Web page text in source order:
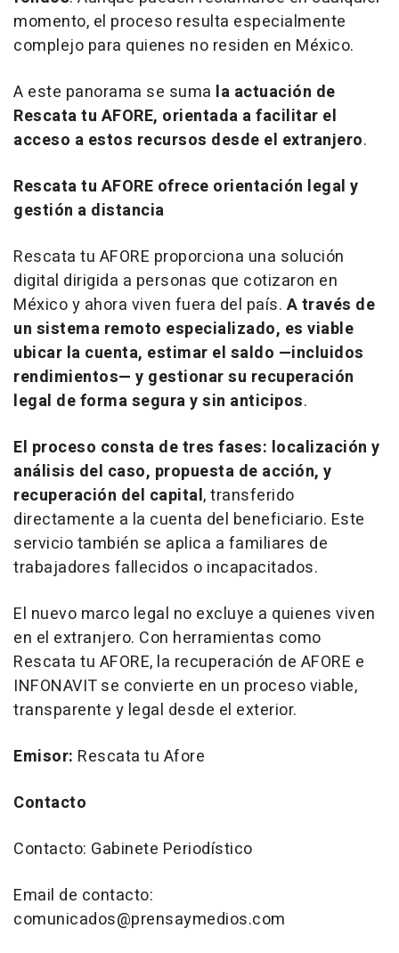
momento, el proceso resulta especialmente
complejo para quienes no residen en México.
A este panorama se suma la actuación de
Rescata tu AFORE, orientada a facilitar el
acceso a estos recursos desde el extranjero.
Rescata tu AFORE ofrece orientación legal y
gestión a distancia
Rescata tu AFORE proporciona una solución
digital dirigida a personas que cotizaron en
México y ahora viven fuera del país. A través de
un sistema remoto especializado, es viable
ubicar la cuenta, estimar el saldo —incluidos
rendimientos— y gestionar su recuperación
legal de forma segura y sin anticipos.
El proceso consta de tres fases: localización y
análisis del caso, propuesta de acción, y
recuperación del capital, transferido
directamente a la cuenta del beneficiario. Este
servicio también se aplica a familiares de
trabajadores fallecidos o incapacitados.
El nuevo marco legal no excluye a quienes viven
en el extranjero. Con herramientas como
Rescata tu AFORE, la recuperación de AFORE e
INFONAVIT se convierte en un proceso viable,
transparente y legal desde el exterior.
Emisor: Rescata tu Afore
Contacto
Contacto: Gabinete Periodístico
Email de contacto:
comunicados@prensaymedios.com